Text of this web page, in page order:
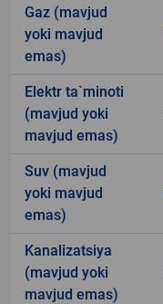
Gaz (mavjud
yoki mavjud
emas)
Elektr ta`minoti
(mavjud yoki
mavjud emas)
Suv (mavjud
yoki mavjud
emas)
Kanalizatsiya
(mavjud yoki
mavjud emas)